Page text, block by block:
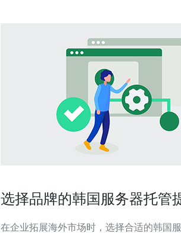
选择品牌的韩国服务器托管
在企业拓展海外市场时，选择合适的韩国